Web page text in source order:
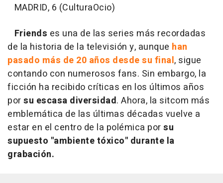
MADRID, 6 (CulturaOcio)
Friends es una de las series más recordadas
de la historia de la televisión y, aunque han
pasado más de 20 años desde su final, sigue
contando con numerosos fans. Sin embargo, la
ficción ha recibido críticas en los últimos años
porsu escasa diversidad. Ahora, la sitcom más
emblemática de las últimas décadas vuelve a
estar en el centro de la polémica porsu
supuesto "ambiente tóxico" durante la
grabación.